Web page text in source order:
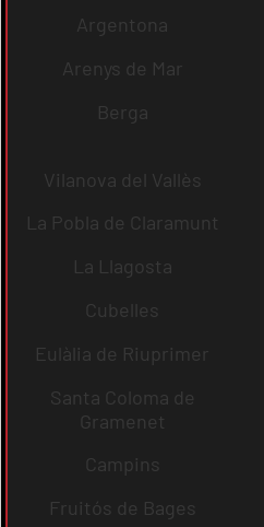
Argentona
Arenys de Mar
Berga
Vilanova del Vallès
La Pobla de Claramunt
La Llagosta
Cubelles
Eulàlia de Riuprimer
Santa Coloma de
Gramenet
Campins
Fruitós de Bages